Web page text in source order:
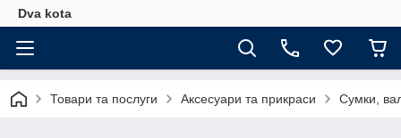
Dva kota
Товари та послуги Аксесуари та прикраси Сумки,